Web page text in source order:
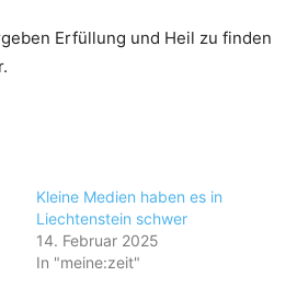
Erfüllung und Heil zu finden
Kleine Medien haben es in
Liechtenstein schwer
14. Februar 2025
In "meine:zeit"